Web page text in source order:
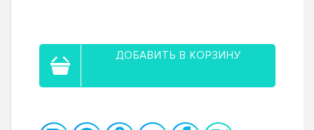
ДОБАВИТЬ В КОРЗИНУ